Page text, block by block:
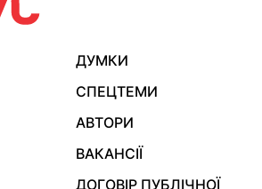
ДУМКИ
СПЕЦТЕМИ
АВТОРИ
ВАКАНСІЇ
ДОГОВІР ПУБЛІЧНОЇ